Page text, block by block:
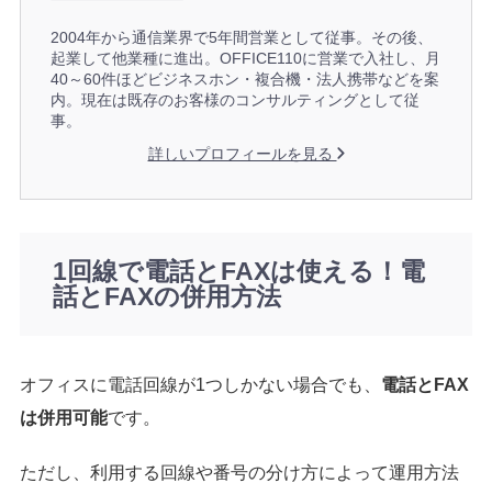
2004年から通信業界で5年間営業として従事。その後、
起業して他業種に進出。OFFICE110に営業で入社し、月
40～60件ほどビジネスホン・複合機・法人携帯などを案
内。現在は既存のお客様のコンサルティングとして従
事。
詳しいプロフィールを見る
1回線で電話とFAXは使える！電
話とFAXの併用方法
オフィスに電話回線が1つしかない場合でも、 電話とFAX
は併用可能です。
ただし、利用する回線や番号の分け方によって運用方法